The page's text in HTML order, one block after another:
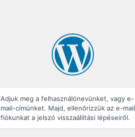
Adjuk meg a felhasználónevünket, vagy e-
mail-címünket. Majd, ellenőrizzük az e-mail
fiókunkat a jelszó visszaállítási lépéseiről.